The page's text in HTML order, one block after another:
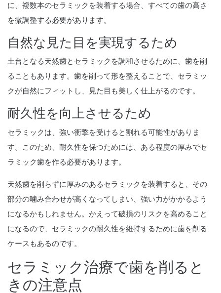
に、複数本のセラミックを装着する場合、すべての歯の高さ
を微調整する必要があります。
自然な見た目を実現するため
土台となる天然歯とセラミックを調和させるために、歯を削
ることもあります。歯を削って形を整えることで、セラミッ
クが自然にフィットし、見た目も美しく仕上がるのです。
耐久性を向上させるため
セラミックは、強い衝撃を受けると割れる可能性がありま
す。このため、耐久性を保つためには、ある程度の厚みでセ
ラミック歯を作る必要があります。
天然歯を削らずに厚みのあるセラミックを装着すると、その
部分の噛み合わせが高くなってしまい、強い力がかかるよう
になるかもしれません。かえって破損のリスクを高めること
になるので、セラミックの耐久性を維持するために歯を削る
ケースもあるのです。
セラミック治療で歯を削ると
きの注意点